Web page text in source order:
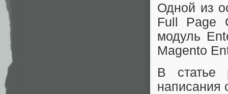
Одной из
Full Page
модуль
Magento
В статье
написания